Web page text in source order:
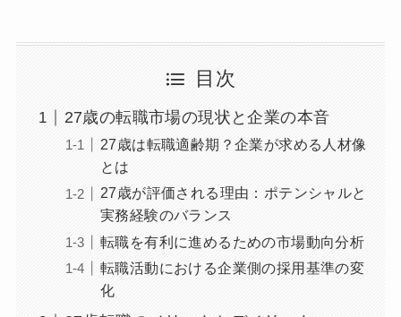
目次
27歳の転職市場の現状と企業の本音
27歳は転職適齢期？企業が求める人材像
とは
27歳が評価される理由：ポテンシャルと
実務経験のバランス
転職を有利に進めるための市場動向分析
転職活動における企業側の採用基準の変
化